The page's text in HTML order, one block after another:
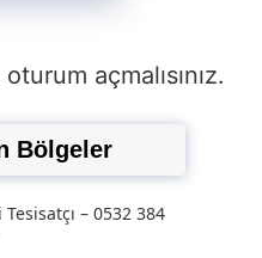
oturum açmalısınız.
Bölgeler
– 0532 384